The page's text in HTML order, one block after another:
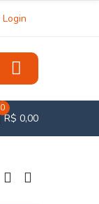
Login
0
R$ 0,00